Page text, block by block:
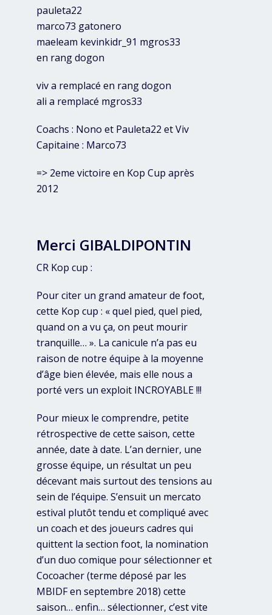
pauleta22
marco73 gatonero
maeleam kevinkidr_91 mgros33
en rang dogon
viv a remplacé en rang dogon
ali a remplacé mgros33
Coachs : Nono et Pauleta22 et Viv
Capitaine : Marco73
=> 2eme victoire en Kop Cup après
2012
Merci GIBALDIPONTIN
CR Kop cup :
Pour citer un grand amateur de foot,
cette Kop cup : « quel pied, quel pied,
quand on a vu ça, on peut mourir
tranquille… ». La canicule n’a pas eu
raison de notre équipe à la moyenne
d’âge bien élevée, mais elle nous a
porté vers un exploit INCROYABLE !!!
Pour mieux le comprendre, petite
rétrospective de cette saison, cette
année, date à date. L’an dernier, une
grosse équipe, un résultat un peu
décevant mais surtout des tensions au
sein de l’équipe. S’ensuit un mercato
estival plutôt tendu et compliqué avec
un coach et des joueurs cadres qui
quittent la section foot, la nomination
d’un duo comique pour sélectionner et
Cocoacher (terme déposé par les
MBIDF en septembre 2018) cette
saison… enfin… sélectionner, c’est vite